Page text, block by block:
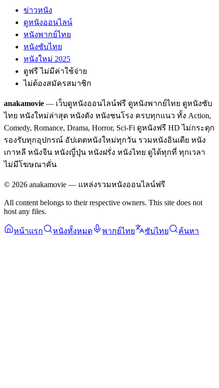
ข่าวหนัง
ดูหนังออนไลน์
หนังพากย์ไทย
หนังซับไทย
หนังใหม่ 2025
ดูฟรี ไม่มีค่าใช้จ่าย
ไม่ต้องสมัครสมาชิก
anakamovie — เว็บดูหนังออนไลน์ฟรี ดูหนังพากย์ไทย ดูหนังซับ
ไทย หนังใหม่ล่าสุด หนังดัง หนังชนโรง ครบทุกแนว ทั้ง Action,
Comedy, Romance, Drama, Horror, Sci-Fi ดูหนังฟรี HD ไม่กระตุก
รองรับทุกอุปกรณ์ อัปเดตหนังใหม่ทุกวัน รวมหนังอินเดีย หนัง
เกาหลี หนังจีน หนังญี่ปุ่น หนังฝรั่ง หนังไทย ดูได้ทุกที่ ทุกเวลา
ไม่มีโฆษณาคั่น
© 2026 anakamovie — แหล่งรวมหนังออนไลน์ฟรี
All content belongs to their respective owners. This site does not
host any files.
หน้าแรก หนังทั้งหมด พากย์ไทย ซับไทย ค้นหา